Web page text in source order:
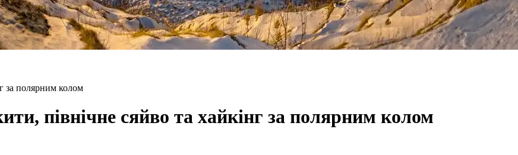
за полярним колом
північне сяйво та хайкінг за полярним колом